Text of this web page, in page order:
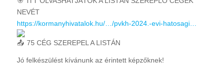
NEVÉT
https://kormanyhivatalok.hu/…/pvkh-2024.-evi-hatosagi…
75 CÉG SZEREPEL A LISTÁN
Jó felkészülést kívánunk az érintett képzőknek!